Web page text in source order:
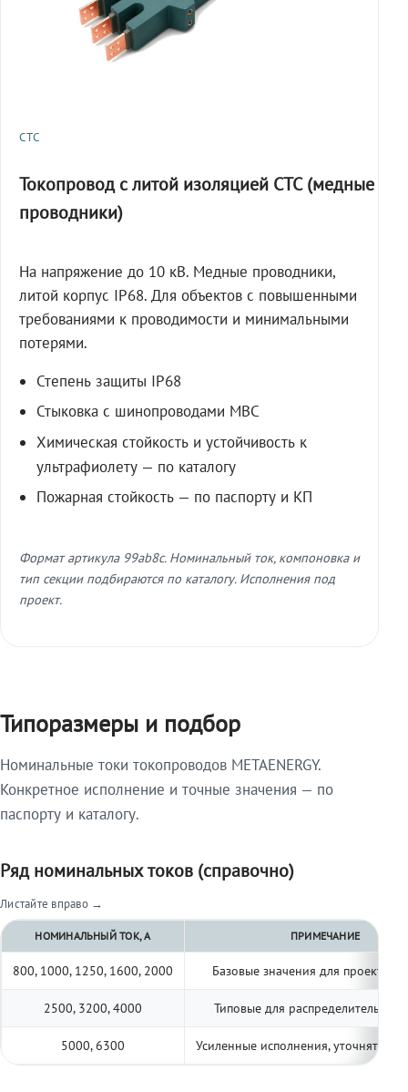
СТС
Токопровод с литой изоляцией СТС (медные
проводники)
На напряжение до 10 кВ. Медные проводники,
литой корпус IP68. Для объектов с повышенными
требованиями к проводимости и минимальными
потерями.
Степень защиты IP68
Стыковка с шинопроводами МВС
Химическая стойкость и устойчивость к
ультрафиолету — по каталогу
Пожарная стойкость — по паспорту и КП
Формат артикула 99ab8c. Номинальный ток, компоновка и
тип секции подбираются по каталогу. Исполнения под
проект.
Типоразмеры и подбор
Номинальные токи токопроводов METAENERGY.
Конкретное исполнение и точные значения — по
паспорту и каталогу.
Ряд номинальных токов (справочно)
Листайте вправо →
НОМИНАЛЬНЫЙ ТОК, А ПРИМЕЧАНИЕ
800, 1000, 1250, 1600, 2000 Базовые значения для
2500, 3200, 4000 Типовые для распределительных
5000, 6300 Усиленные исполнения, уточнять по